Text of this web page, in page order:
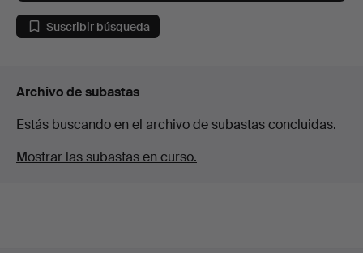
Suscribir búsqueda
Archivo de subastas
Estás buscando en el archivo de subastas concluidas.
Mostrar las subastas en curso.